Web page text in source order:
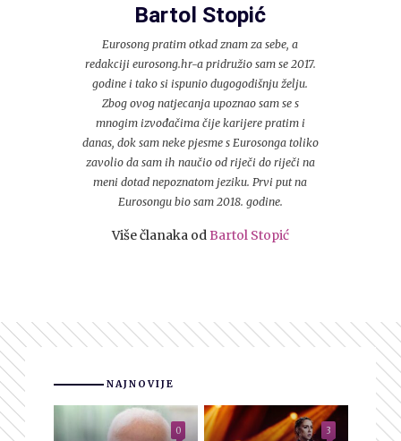
Bartol Stopić
Eurosong pratim otkad znam za sebe, a
redakciji eurosong.hr-a pridružio sam se 2017.
godine i tako si ispunio dugogodišnju želju.
Zbog ovog natjecanja upoznao sam se s
mnogim izvođačima čije karijere pratim i
danas, dok sam neke pjesme s Eurosonga toliko
zavolio da sam ih naučio od riječi do riječi na
meni dotad nepoznatom jeziku. Prvi put na
Eurosongu bio sam 2018. godine.
Više članaka od Bartol Stopić
NAJNOVIJE
0 3